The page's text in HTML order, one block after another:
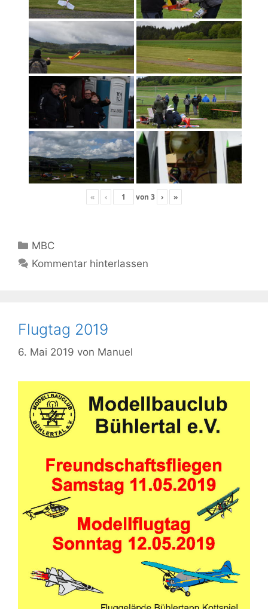
« ‹ von 3 › »
Kategorien
MBC
Kommentar hinterlassen
Flugtag 2019
6. Mai 2019 von Manuel